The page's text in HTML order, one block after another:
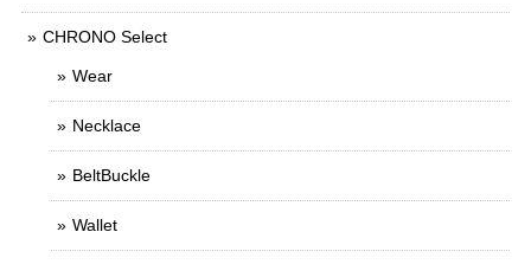
CHRONO Select
Wear
Necklace
BeltBuckle
Wallet